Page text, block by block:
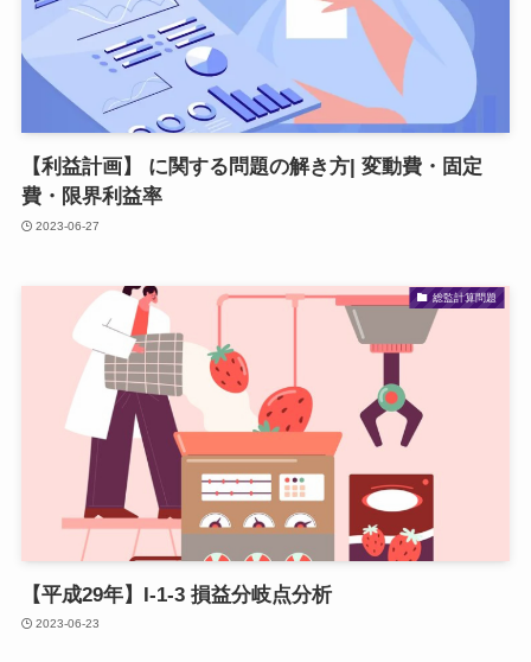
【利益計画】 に関する問題の解き方| 変動費・固定
費・限界利益率
2023-06-27
総監計算問題
【平成29年】I-1-3 損益分岐点分析
2023-06-23